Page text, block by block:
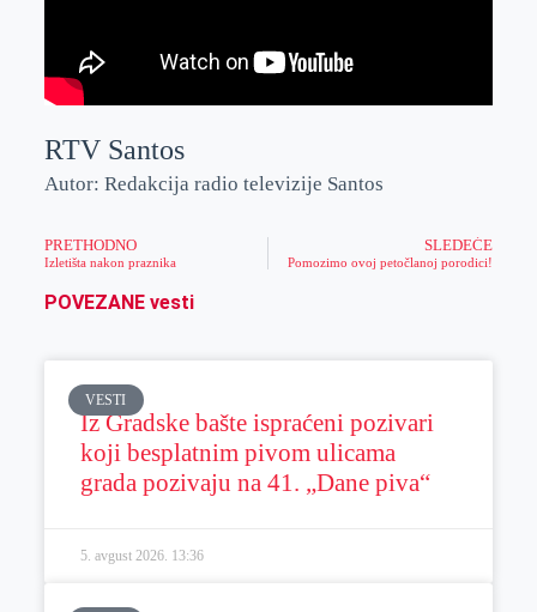
RTV Santos
Autor: Redakcija radio televizije Santos
PRETHODNO
Izletišta nakon praznika
SLEDEĆE
Pomozimo ovoj petočlanoj porodici!
POVEZANE vesti
VESTI
Iz Gradske bašte ispraćeni pozivari
koji besplatnim pivom ulicama
grada pozivaju na 41. „Dane piva“
5. avgust 2026. 13:36